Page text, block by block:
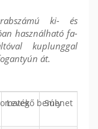
ki- és
használható fa-
kuplunggal
át.
Levegő bemenet
Súly